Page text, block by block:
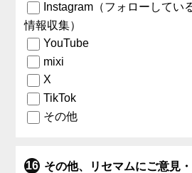
Instagram（フォローしてい
情報収集）
YouTube
mixi
X
TikTok
その他
その他、リセマムにご意見